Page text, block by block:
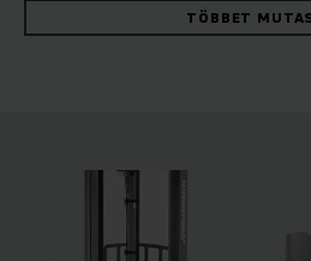
positionCONTROL emelési
biztosítja az áruk biztonságos és
alacsony karbantartást igénylő,
motorok optimális
Az emelőmotor nagy teljesítményt
TÖBBET